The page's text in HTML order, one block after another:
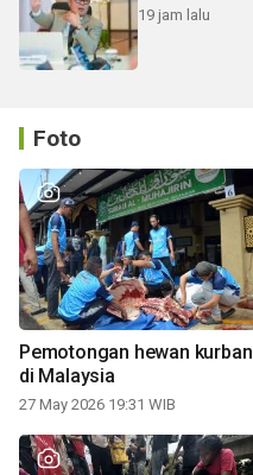
19 jam lalu
Foto
Pemotongan hewan kurban
di Malaysia
27 May 2026 19:31 WIB